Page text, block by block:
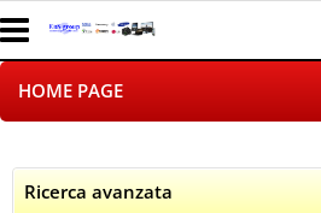
HOME PAGE
Ricerca avanzata